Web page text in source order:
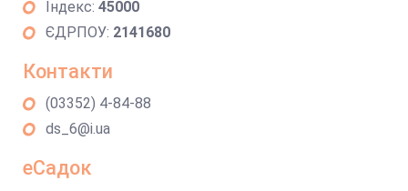
Індекс: 45000
ЄДРПОУ: 2141680
Контакти
(03352) 4-84-88
ds_6@i.ua
еСадок